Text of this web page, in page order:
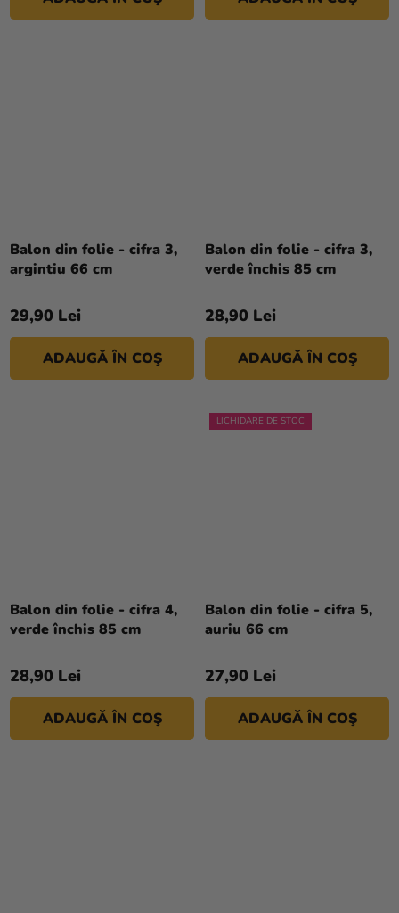
Balon din folie - cifra 3,
argintiu 66 cm
29,90 Lei
ADAUGĂ ÎN COŞ
Balon din folie - cifra 3,
verde închis 85 cm
28,90 Lei
ADAUGĂ ÎN COŞ
Balon din folie - cifra 4,
verde închis 85 cm
28,90 Lei
ADAUGĂ ÎN COŞ
LICHIDARE DE STOC
Balon din folie - cifra 5,
auriu 66 cm
27,90 Lei
ADAUGĂ ÎN COŞ